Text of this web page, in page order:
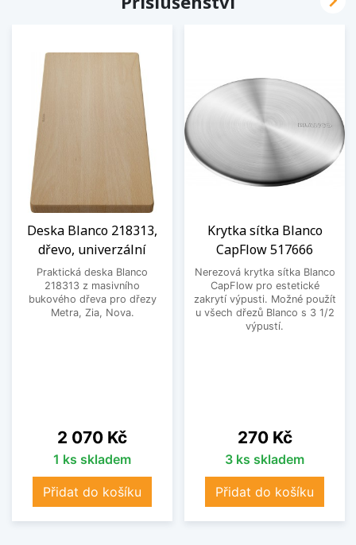
Deska Blanco 218313,
dřevo, univerzální
Praktická deska Blanco
218313 z masivního
bukového dřeva pro dřezy
Metra, Zia, Nova.
Cena
2 070 Kč
1 ks skladem
Přidat do košíku
Krytka sítka Blanco
CapFlow 517666
Nerezová krytka sítka Blanco
CapFlow pro estetické
zakrytí výpusti. Možné použít
u všech dřezů Blanco s 3 1/2
výpustí.
Cena
270 Kč
3 ks skladem
Přidat do košíku